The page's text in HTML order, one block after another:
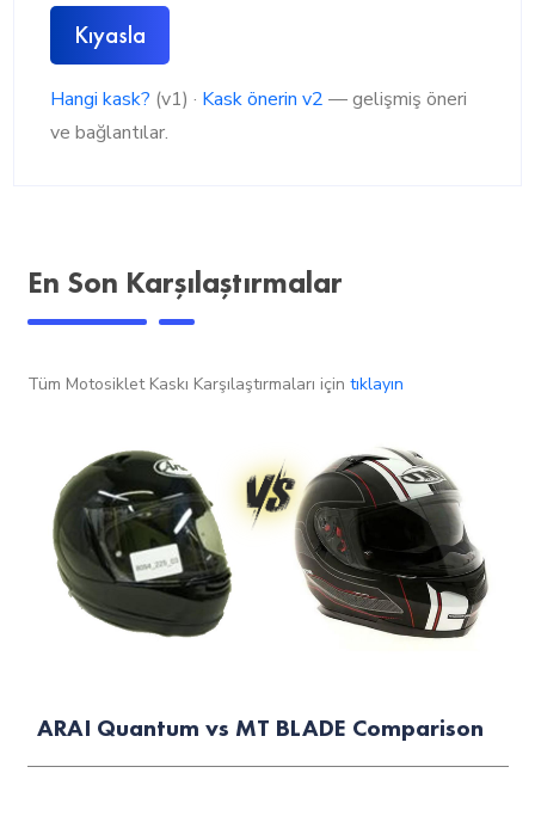
Kıyasla
Hangi kask? (v1) · Kask önerin v2 — gelişmiş öneri
ve bağlantılar.
En Son Karşılaştırmalar
Tüm Motosiklet Kaskı Karşılaştırmaları için tıklayın
ARAI Quantum vs MT BLADE Comparison